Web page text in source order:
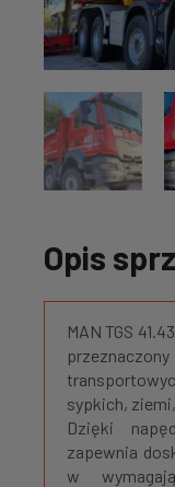
Opis
MAN TGS
sypkich,
Dzięki
zapewnia
w